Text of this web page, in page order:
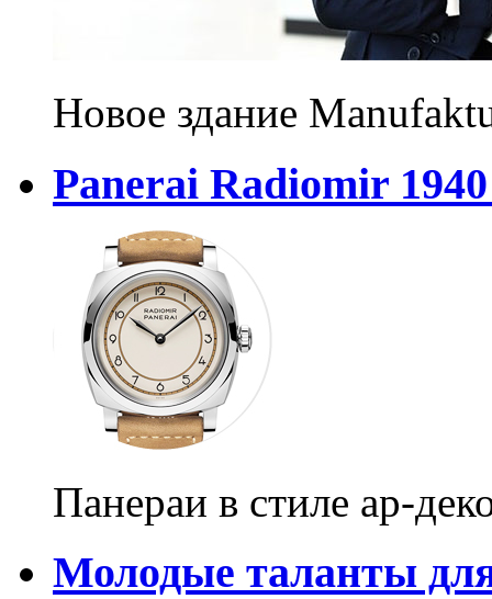
Новое здание
Panerai Radiomir
Панераи в стиле ар-
Молодые таланты